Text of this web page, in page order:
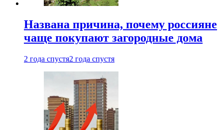
Названа причина, почему россияне
чаще покупают загородные дома
2 года спустя2 года спустя